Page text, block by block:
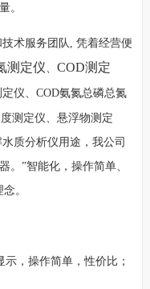
。
术服务团队, 凭着经营便
测定仪 、COD测定
定仪、COD氨氮总磷总氮
度测定仪、悬浮物测定
质分析仪用途，我公司
。”智能化，操作简单、
。
，操作简单，性价比；